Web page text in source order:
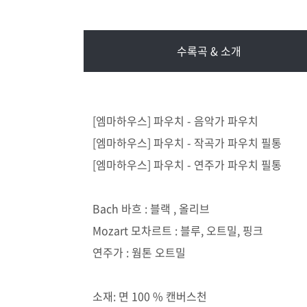
수록곡 & 소개
[엠마하우스] 파우치 - 음악가 파우치
[엠마하우스] 파우치 - 작곡가 파우치 필통
[엠마하우스] 파우치 - 연주가 파우치 필통
Bach 바흐 : 블랙 , 올리브
Mozart 모차르트 : 블루, 오트밀, 핑크
연주가 : 웜톤 오트밀
소재: 면 100 % 캔버스천